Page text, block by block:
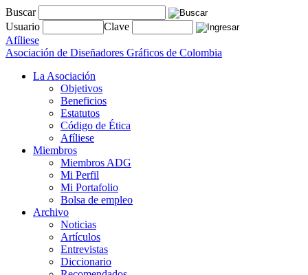
Buscar
Usuario
Clave
Afíliese
Asociación de Diseñadores Gráficos de Colombia
La Asociación
Objetivos
Beneficios
Estatutos
Código de Ética
Afíliese
Miembros
Miembros ADG
Mi Perfil
Mi Portafolio
Bolsa de empleo
Archivo
Noticias
Artículos
Entrevistas
Diccionario